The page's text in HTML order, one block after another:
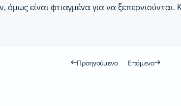
είναι φτιαγμένα για να ξεπερνιούνται.
Προηγούμενο Επόμενο